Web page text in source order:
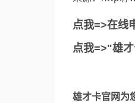
点我=>在线
点我=>"雄
雄才卡官网为